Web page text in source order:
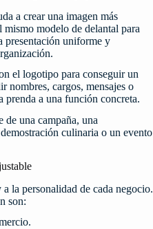
a crear una imagen más
modelo de delantal para
presentación uniforme y
el logotipo para conseguir un
nombres, cargos, mensajes o
prenda a una función concreta.
de una campaña, una
culinaria o un evento
la personalidad de cada negocio.
son: